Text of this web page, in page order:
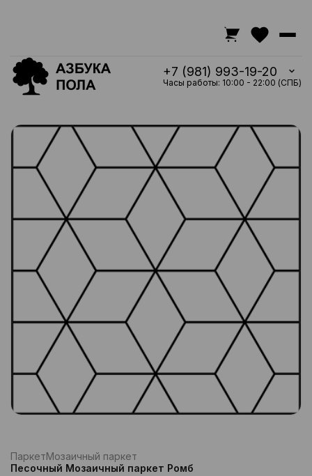
+7 (981) 993-19-20
Часы работы: 10:00 - 22:00 (СПБ)
ПаркетМозаичный паркет
Песочный Мозаичный паркет Ромб